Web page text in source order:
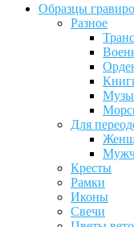
Образцы
Разное
Для
Кресты
Рамки
Иконы
Свечи